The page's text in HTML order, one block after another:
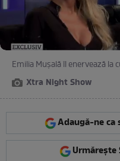
Emilia Mușală îl enervează la
Xtra Night Show
Adaugă-ne ca
Urmărește